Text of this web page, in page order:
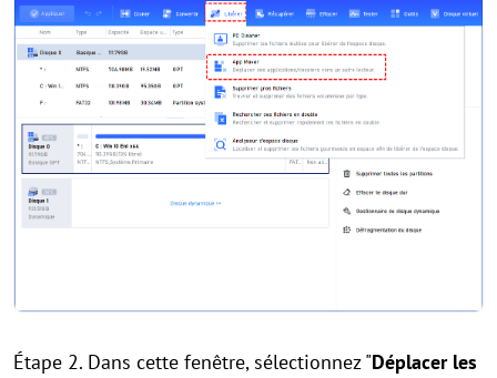
Étape 2. Dans cette fenêtre, sélectionnez "Déplacer les